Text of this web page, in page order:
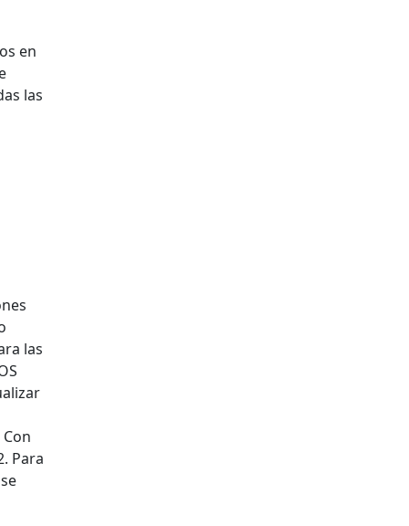
en
las
las
Para